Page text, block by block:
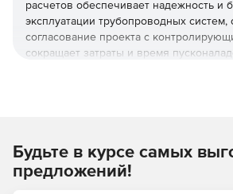
расчетов обеспечивает надежность и
эксплуатации трубопроводных систем,
согласование проекта с
сокращает затраты и время
Защемленные в грунте.
Будьте в курсе самых
предложений!